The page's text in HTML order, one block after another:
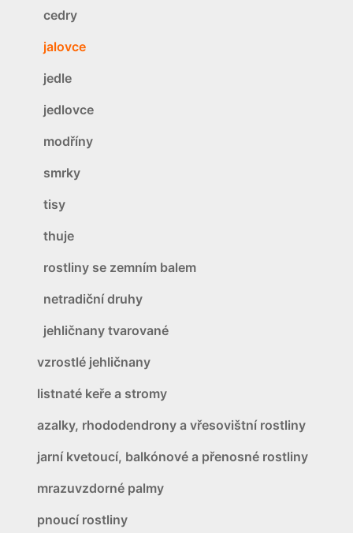
cedry
jalovce
jedle
jedlovce
modříny
smrky
tisy
thuje
rostliny se zemním balem
netradiční druhy
jehličnany tvarované
vzrostlé jehličnany
listnaté keře a stromy
azalky, rhododendrony a vřesovištní rostliny
jarní kvetoucí, balkónové a přenosné rostliny
mrazuvzdorné palmy
pnoucí rostliny